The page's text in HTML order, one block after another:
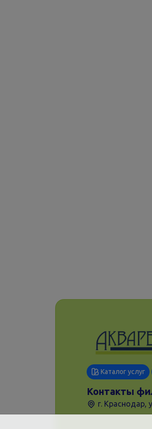
Каталог услуг
Контакты
г. Краснодар,